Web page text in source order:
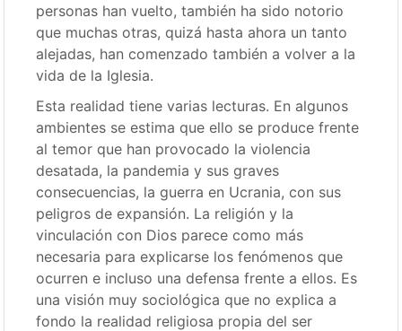
personas han vuelto, también ha sido notorio
que muchas otras, quizá hasta ahora un tanto
alejadas, han comenzado también a volver a la
vida de la Iglesia.
Esta realidad tiene varias lecturas. En algunos
ambientes se estima que ello se produce frente
al temor que han provocado la violencia
desatada, la pandemia y sus graves
consecuencias, la guerra en Ucrania, con sus
peligros de expansión. La religión y la
vinculación con Dios parece como más
necesaria para explicarse los fenómenos que
ocurren e incluso una defensa frente a ellos. Es
una visión muy sociológica que no explica a
fondo la realidad religiosa propia del ser